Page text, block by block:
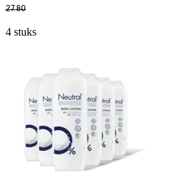
27.80
4 stuks